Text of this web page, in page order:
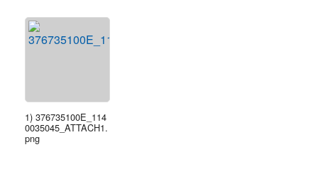
1) 376735100E_114
0035045_ATTACH1.
png